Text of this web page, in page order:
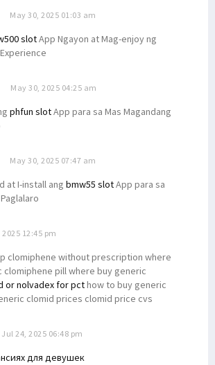
May 30, 2025 01:03 am
slotApp Ngayon at Mag-enjoy ng
May 30, 2025 04:25 am
phfun slotApp para sa Mas Magandang
May 30, 2025 07:47 am
at I-install ang bmw55 slotApp para sa
12:45 pm
clomiphene without prescription where
clomiphene pill where buy generic
or nolvadex for pcthow to buy generic
clomid prices clomid price cvs
Jul 24, 2025 06:48 pm
для девушек